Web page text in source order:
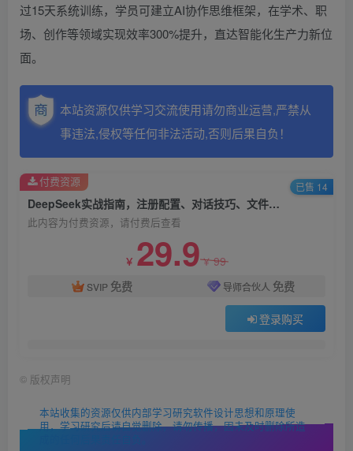
过15天系统训练，学员可建立AI协作思维框架，在学术、职
场、创作等领域实现效率300%提升，直达智能化生产力新位
面。
本站资源仅供学习交流使用请勿商业运营,严禁从
事违法,侵权等任何非法活动,否则后果自负！
DeepSeek实战指南，注册配置、对话技巧、文件处理、基础操作到高阶应用
此内容为付费资源，请付费后查看
￥ 29.9￥99
SVIP 免费 导师合伙人 免费
登录购买
付费资源 已售 14
© 版权声明
本站收集的资源仅供内部学习研究软件设计思想和原理使
用，学习研究后请自觉删除，请勿传播，因未及时删除所造